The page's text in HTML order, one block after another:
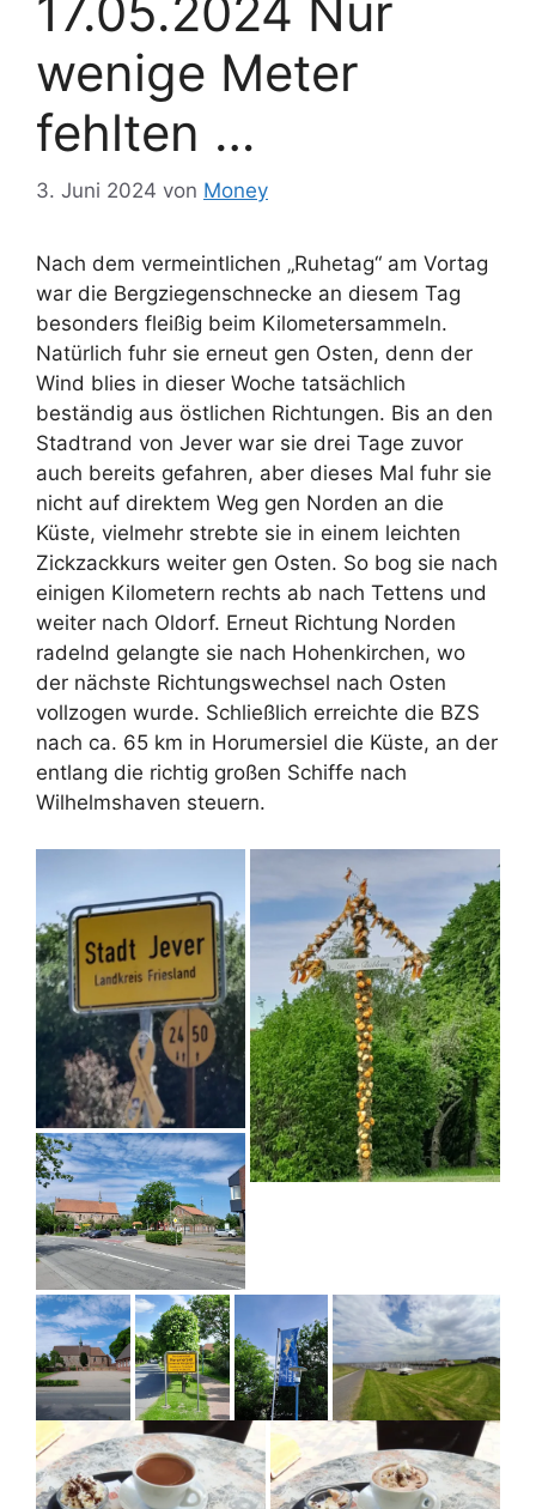
17.05.2024 Nur
wenige Meter
fehlten …
3. Juni 2024 von Money
Nach dem vermeintlichen „Ruhetag“ am Vortag
war die Bergziegenschnecke an diesem Tag
besonders fleißig beim Kilometersammeln.
Natürlich fuhr sie erneut gen Osten, denn der
Wind blies in dieser Woche tatsächlich
beständig aus östlichen Richtungen. Bis an den
Stadtrand von Jever war sie drei Tage zuvor
auch bereits gefahren, aber dieses Mal fuhr sie
nicht auf direktem Weg gen Norden an die
Küste, vielmehr strebte sie in einem leichten
Zickzackkurs weiter gen Osten. So bog sie nach
einigen Kilometern rechts ab nach Tettens und
weiter nach Oldorf. Erneut Richtung Norden
radelnd gelangte sie nach Hohenkirchen, wo
der nächste Richtungswechsel nach Osten
vollzogen wurde. Schließlich erreichte die BZS
nach ca. 65 km in Horumersiel die Küste, an der
entlang die richtig großen Schiffe nach
Wilhelmshaven steuern.